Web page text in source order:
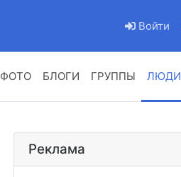
Войти
ФОТО БЛОГИ ГРУППЫ ЛЮДИ
Реклама